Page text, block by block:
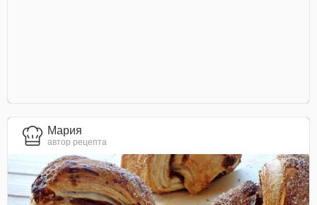
Мария
автор рецепта